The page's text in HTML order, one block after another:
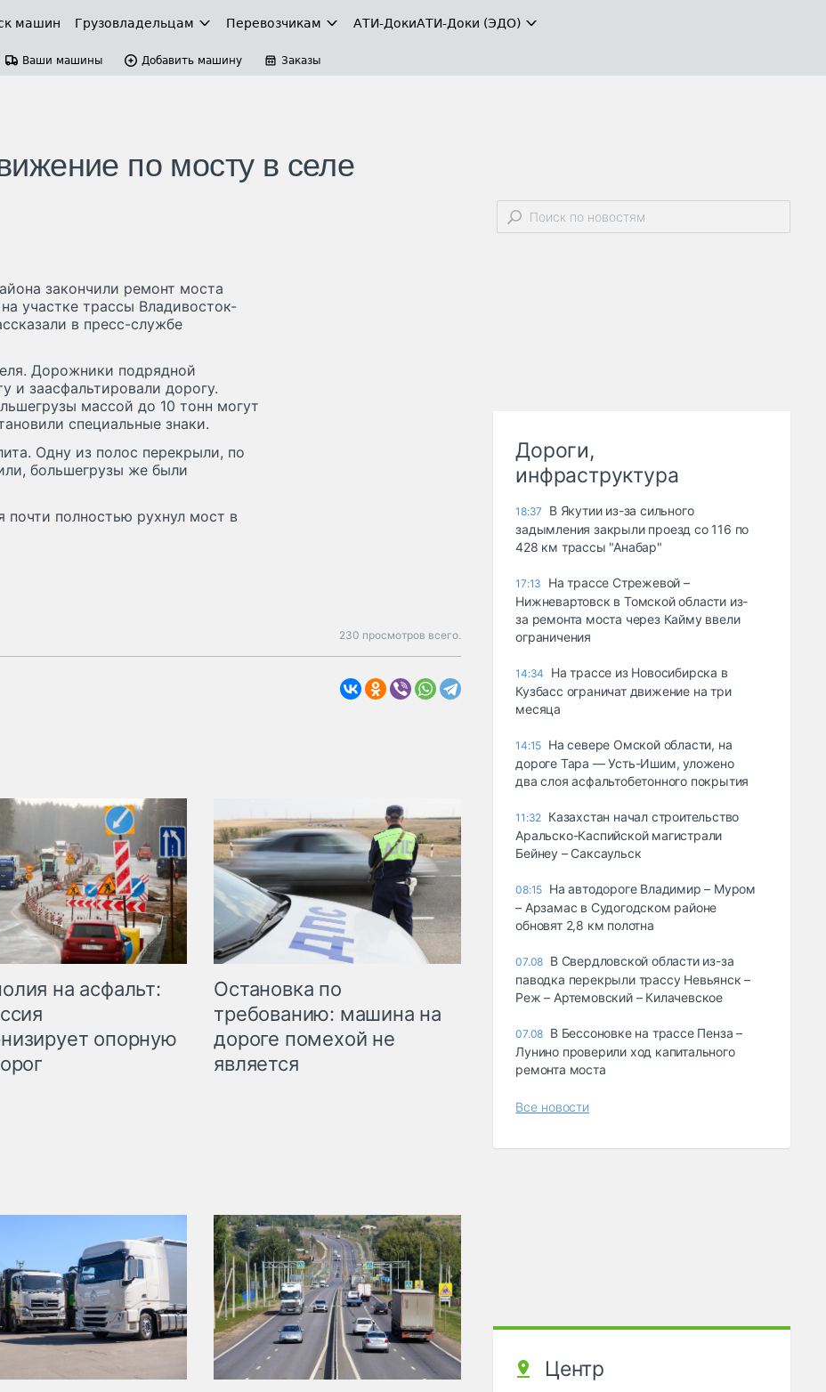
машин Грузовладельцам Перевозчикам АТИ-ДокиАТИ-Доки (ЭДО)
Ваши машины Добавить машину Заказы
по мосту в селе
закончили ремонт моста
участке трассы Владивосток-
в пресс-службе
Дорожники подрядной
и заасфальтировали дорогу.
массой до 10 тонн могут
специальные знаки.
Одну из полос перекрыли, по
большегрузы же были
полностью рухнул мост в
230 просмотров всего.
на асфальт:
опорную
Остановка по
требованию: машина на
дороге помехой не
является
Дороги,
инфраструктура
18:37
В Якутии из-за сильного
задымления закрыли проезд со 116 по
428 км трассы "Анабар"
17:13
На трассе Стрежевой –
Нижневартовск в Томской области из-
за ремонта моста через Кайму ввели
ограничения
14:34
На трассе из Новосибирска в
Кузбасс ограничат движение на три
месяца
14:15 На севере Омской области, на
дороге Тара — Усть-Ишим, уложено
два слоя асфальтобетонного покрытия
11:32 Казахстан начал строительство
Аральско-Каспийской магистрали
Бейнеу – Саксаульск
08:15 На автодороге Владимир – Муром
– Арзамас в Судогодском районе
обновят 2,8 км полотна
07.08 В Свердловской области из-за
паводка перекрыли трассу Невьянск –
Реж – Артемовский – Килачевское
07.08 В Бессоновке на трассе Пенза –
Лунино проверили ход капитального
ремонта моста
Все новости
Центр